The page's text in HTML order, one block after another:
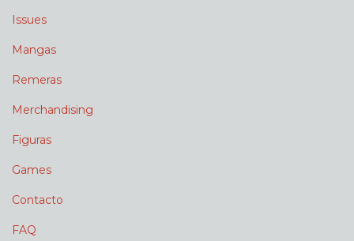
Issues
Mangas
Remeras
Merchandising
Figuras
Games
Contacto
FAQ